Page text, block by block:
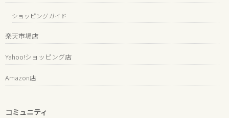
ショッピングガイド
楽天市場店
Yahoo!ショッピング店
Amazon店
コミュニティ